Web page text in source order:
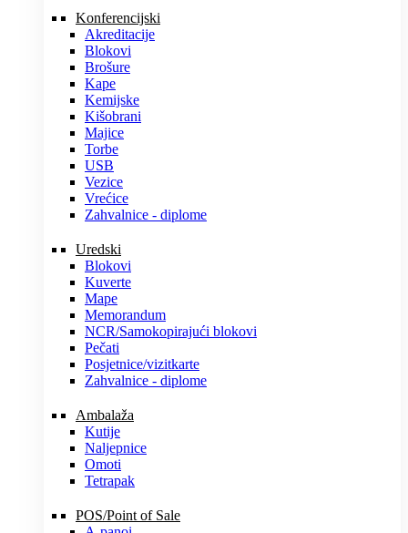
Konferencijski
Akreditacije
Blokovi
Brošure
Kape
Kemijske
Kišobrani
Majice
Torbe
USB
Vezice
Vrećice
Zahvalnice - diplome
Uredski
Blokovi
Kuverte
Mape
Memorandum
NCR/Samokopirajući blokovi
Pečati
Posjetnice/vizitkarte
Zahvalnice - diplome
Ambalaža
Kutije
Naljepnice
Omoti
Tetrapak
POS/Point of Sale